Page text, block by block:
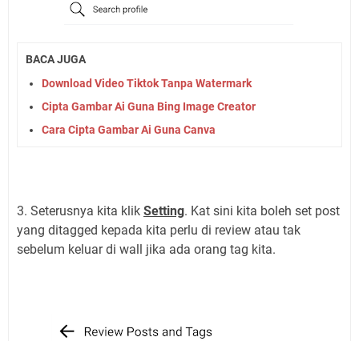
BACA JUGA
Download Video Tiktok Tanpa Watermark
Cipta Gambar Ai Guna Bing Image Creator
Cara Cipta Gambar Ai Guna Canva
3. Seterusnya kita klik Setting. Kat sini kita boleh set post
yang ditagged kepada kita perlu di review atau tak
sebelum keluar di wall jika ada orang tag kita.